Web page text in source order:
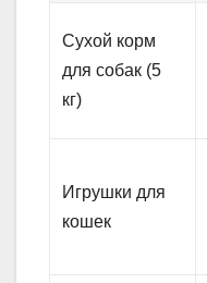
Сухой корм
для собак (5
кг)
Игрушки для
кошек